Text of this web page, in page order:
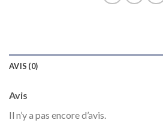
AVIS (0)
Avis
Il n’y a pas encore d’avis.